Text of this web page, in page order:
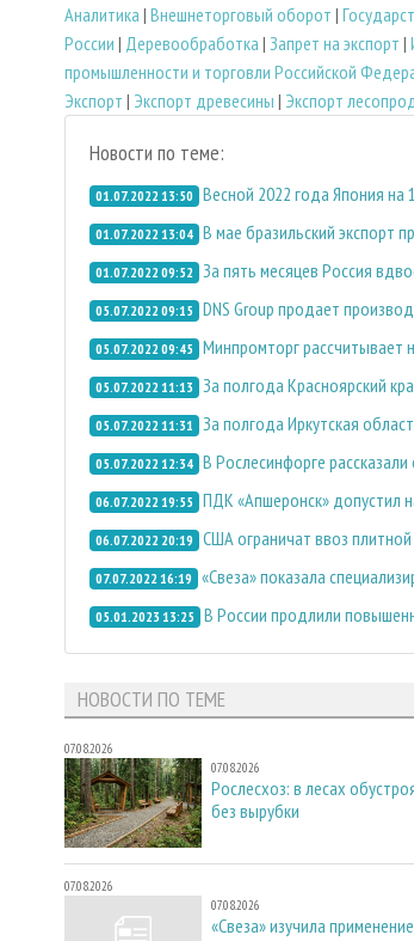
Аналитика | Внешнеторговый оборот |
России | Деревообработка | Запрет на экспорт |
промышленности и торговли Российской
Экспорт | Экспорт древесины | Экспорт
Новости по теме:
01.07.2022 13:50 Весной 2022 года Япония на
01.07.2022 13:04 В мае бразильский экспорт
01.07.2022 09:52 За пять месяцев Россия
05.07.2022 09:15 DNS Group продает
05.07.2022 09:45 Минпромторг рассчитывает
05.07.2022 11:13 За полгода Красноярский
05.07.2022 11:31 За полгода Иркутская
05.07.2022 12:34 В Рослесинфорге
06.07.2022 19:55 ПДК «Апшеронск» допустил
06.07.2022 20:19 США ограничат ввоз
07.07.2022 16:19 «Свеза» показала
05.01.2023 13:25 В России продлили
НОВОСТИ ПО ТЕМЕ
07.08.2026
07.08.2026
Рослесхоз: в лесах
без вырубки
07.08.2026
07.08.2026
«Свеза» изучила